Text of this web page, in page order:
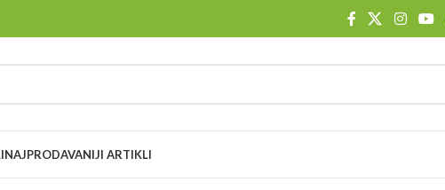
NAJPRODAVANIJI ARTIKLI